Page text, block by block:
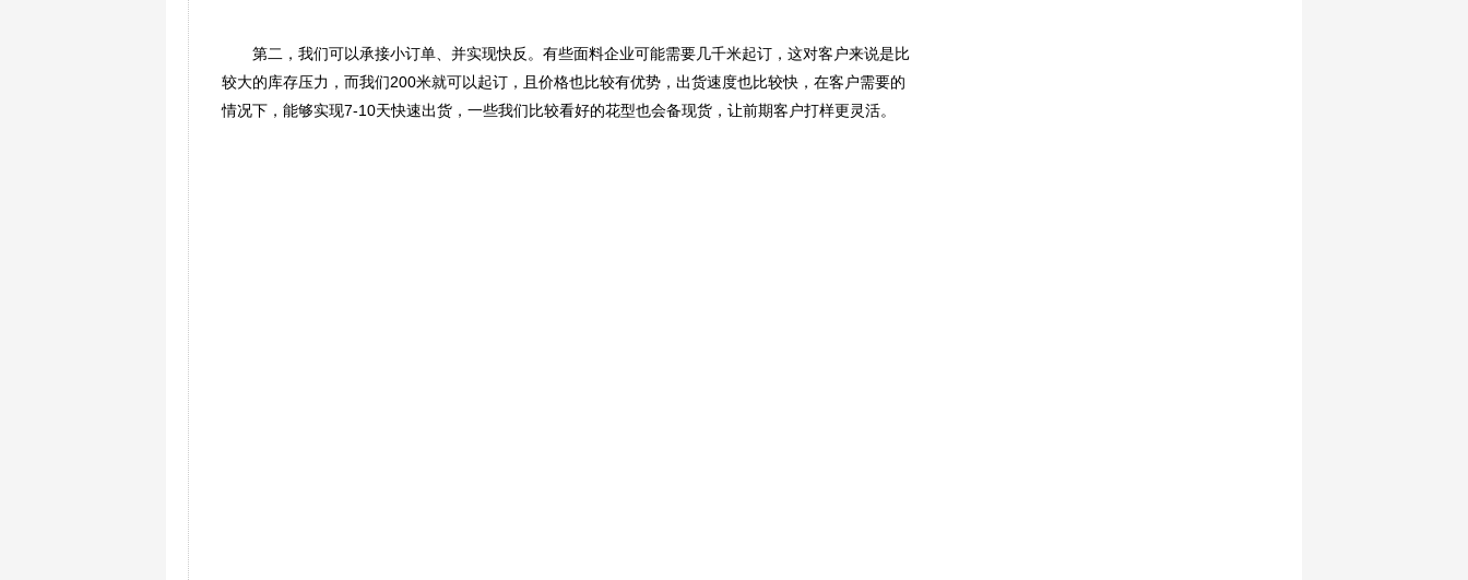
第二，我们可以承接小订单、并实现快反。有些面料企业可能需要几千米起订，这对客户来说是比
较大的库存压力，而我们200米就可以起订，且价格也比较有优势，出货速度也比较快，在客户需要的
情况下，能够实现7-10天快速出货，一些我们比较看好的花型也会备现货，让前期客户打样更灵活。